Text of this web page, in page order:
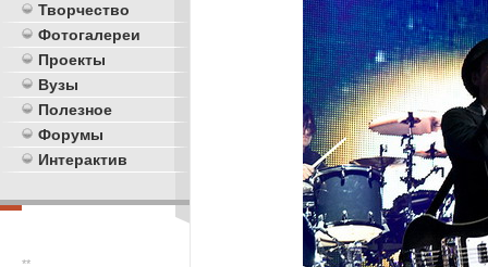
Творчество
Фотогалереи
Проекты
Вузы
Полезное
Форумы
Интерактив
**